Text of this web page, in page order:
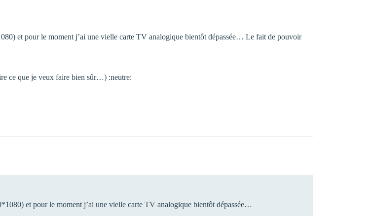
et pour le moment j’ai une vielle carte TV analogique bientôt dépassée… Le fait de pouvoir
ce que je veux faire bien sûr…) :neutre:
et pour le moment j’ai une vielle carte TV analogique bientôt dépassée…